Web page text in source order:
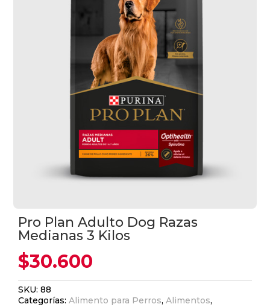
Pro Plan Adulto Dog Razas
Medianas 3 Kilos
$30.600
SKU:88
Categorías:Alimento para Perros,Alimentos,